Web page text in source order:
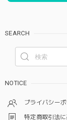
SEARCH
NOTICE
プライバシー
特定商取引法